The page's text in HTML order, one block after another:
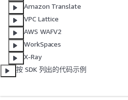
Amazon Translate
VPC Lattice
AWS WAFV2
WorkSpaces
X-Ray
按 SDK 列出的代码示例